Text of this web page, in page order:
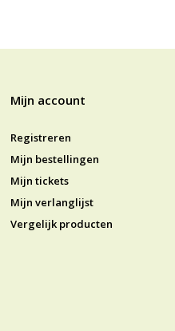
Mijn account
Registreren
Mijn bestellingen
Mijn tickets
Mijn verlanglijst
Vergelijk producten